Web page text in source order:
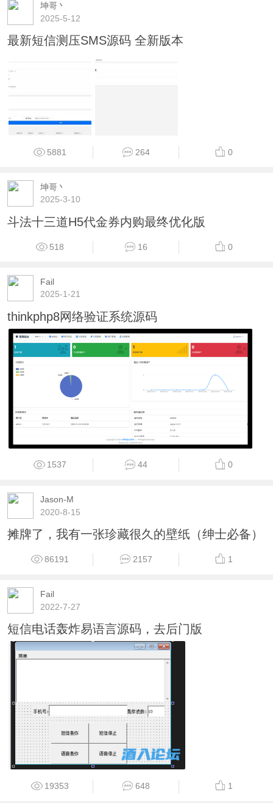
坤哥丶
2025-5-12
最新短信测压SMS源码 全新版本
5881 264 0
坤哥丶
2025-3-10
斗法十三道H5代金券内购最终优化版
518 16 0
Fail
2025-1-21
thinkphp8网络验证系统源码
1537 44 0
Jason-M
2020-8-15
摊牌了，我有一张珍藏很久的壁纸（绅士必备）
86191 2157 1
Fail
2022-7-27
短信电话轰炸易语言源码，去后门版
19353 648 1